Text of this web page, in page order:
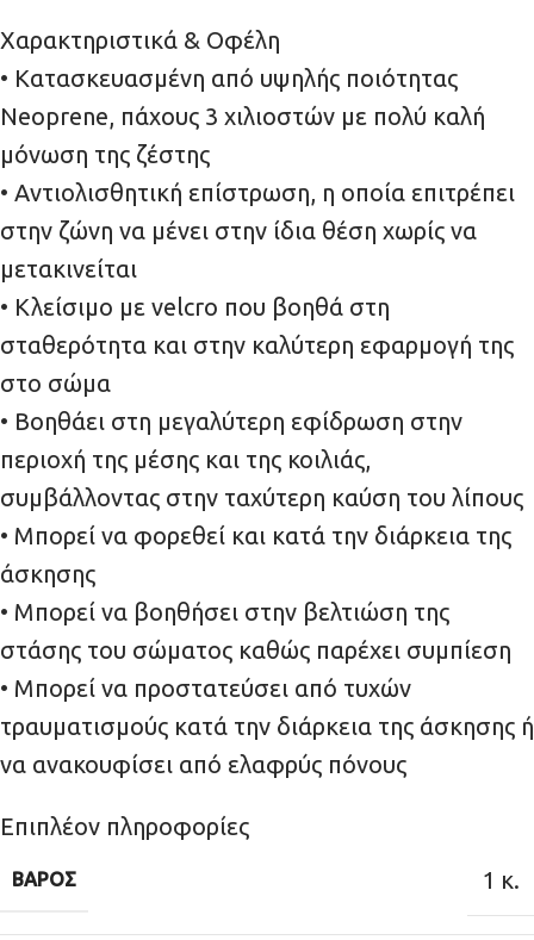
Χαρακτηριστικά & Οφέλη
• Κατασκευασμένη από υψηλής ποιότητας
Neoprene, πάχους 3 χιλιοστών με πολύ καλή
μόνωση της ζέστης
• Αντιολισθητική επίστρωση, η οποία επιτρέπει
στην ζώνη να μένει στην ίδια θέση χωρίς να
μετακινείται
• Κλείσιμο με velcro που βοηθά στη
σταθερότητα και στην καλύτερη εφαρμογή της
στο σώμα
• Βοηθάει στη μεγαλύτερη εφίδρωση στην
περιοχή της μέσης και της κοιλιάς,
συμβάλλοντας στην ταχύτερη καύση του λίπους
• Μπορεί να φορεθεί και κατά την διάρκεια της
άσκησης
• Μπορεί να βοηθήσει στην βελτιώση της
στάσης του σώματος καθώς παρέχει συμπίεση
• Μπορεί να προστατεύσει από τυχών
τραυματισμούς κατά την διάρκεια της άσκησης ή
να ανακουφίσει από ελαφρύς πόνους
Επιπλέον πληροφορίες
ΒΆΡΟΣ 1 κ.